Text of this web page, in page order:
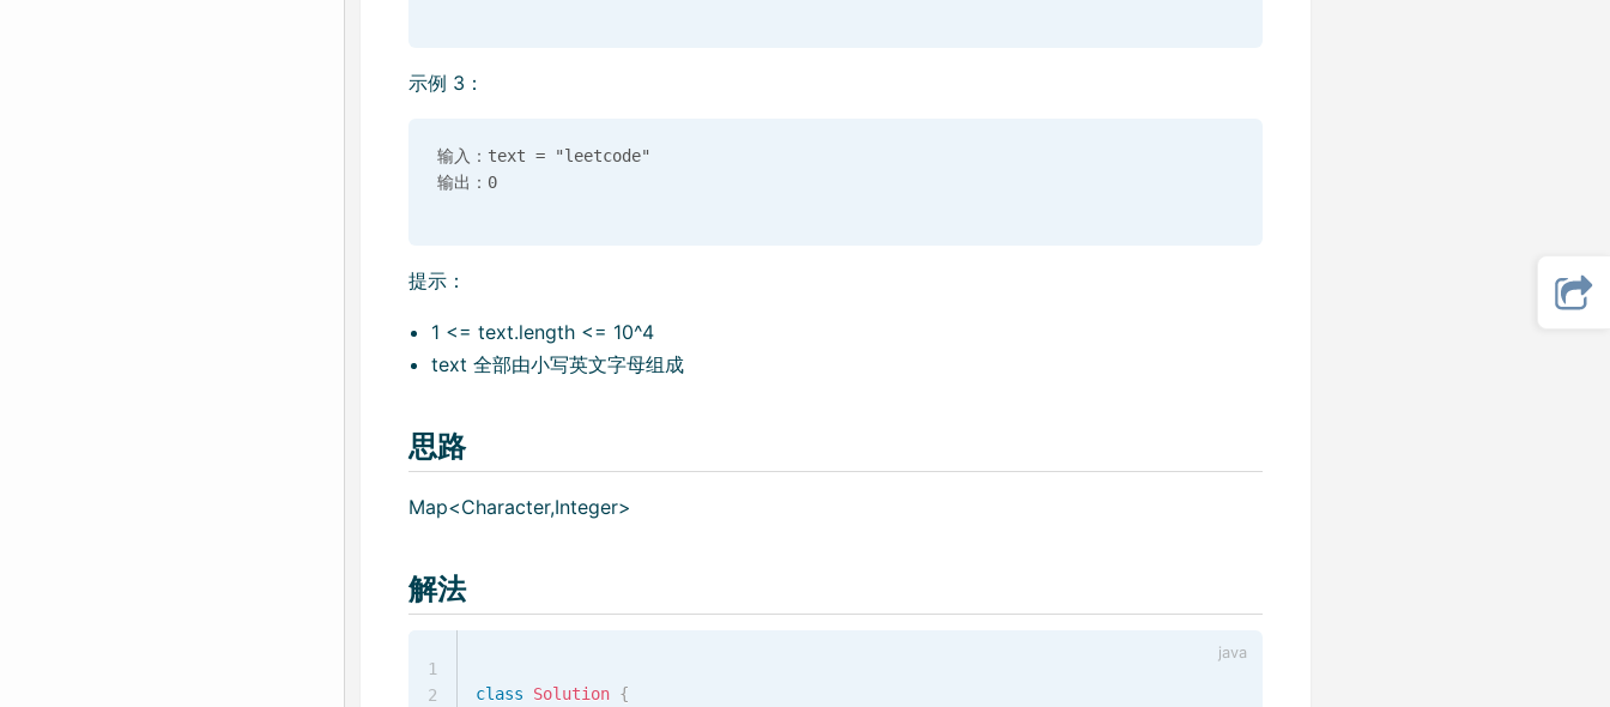
示例 3：
输入：text = "leetcode"
输出：0
提示：
1 <= text.length <= 10^4
text 全部由小写英文字母组成
思路
Map<Character,Integer>
解法
class Solution {
1
2